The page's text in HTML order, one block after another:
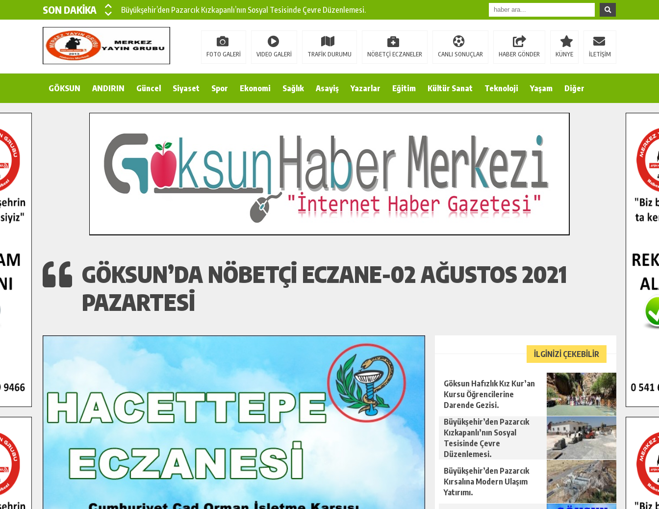
SON DAKİKA
Büyükşehir’den Pazarcık Kızkapanlı’nın Sosyal Tesisinde Çevre Düzenlemesi.
Büyükşehir’den Pazarcık Kırsalına Modern Ulaşım Yatırımı.
Çin’den KSÜ’ye Uluslararası Başarı: Edinilen Bilgi Türk Tarımına Katkı Sağlayacak.
Gençler Pusula Maraş Kampında Yeni Medya ve Fotoğrafçılığı Keşfetti.
İlçe Jandarma Komutanı Karakaya’dan Başkan Cüce’ye Veda Ziyareti.
Bertiz’in Yeni Köprüsünde Sona Doğru.
FOTO GALERİ VIDEO GALERİ TRAFİK DURUMU NÖBETÇİ ECZANELER CANLI SONUÇLAR HABER GÖNDER KÜNYE İLETİŞİM
GÖKSUN ANDIRIN Güncel Siyaset Spor Ekonomi Sağlık Asayiş Yazarlar Eğitim Kültür Sanat Teknoloji Yaşam Diğer
GÖKSUN’DA NÖBETÇI ECZANE-02 AĞUSTOS 2021
PAZARTESI
İLGİNİZİ ÇEKEBİLİR
Göksun Hafızlık Kız Kur’an
Kursu Öğrencilerine
Darende Gezisi.
Büyükşehir’den Pazarcık
Kızkapanlı’nın Sosyal
Tesisinde Çevre
Düzenlemesi.
Büyükşehir’den Pazarcık
Kırsalına Modern Ulaşım
Yatırımı.